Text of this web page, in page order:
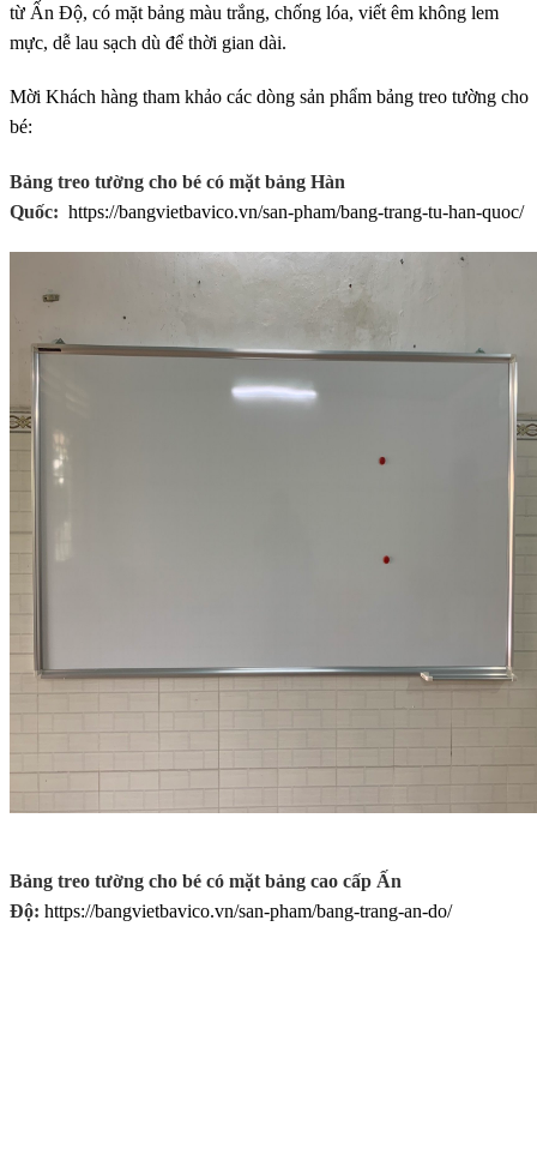
từ Ấn Độ, có mặt bảng màu trắng, chống lóa, viết êm không lem
mực, dễ lau sạch dù để thời gian dài.
Mời Khách hàng tham khảo các dòng sản phẩm bảng treo tườngcho
bé:
Bảng treo tường cho bé có mặt bảng Hàn
Quốc: https://bangvietbavico.vn/san-pham/bang-trang-tu-han-quoc/
Bảng treo tường cho bé có mặt bảng cao cấp Ấn
Độ: https://bangvietbavico.vn/san-pham/bang-trang-an-do/